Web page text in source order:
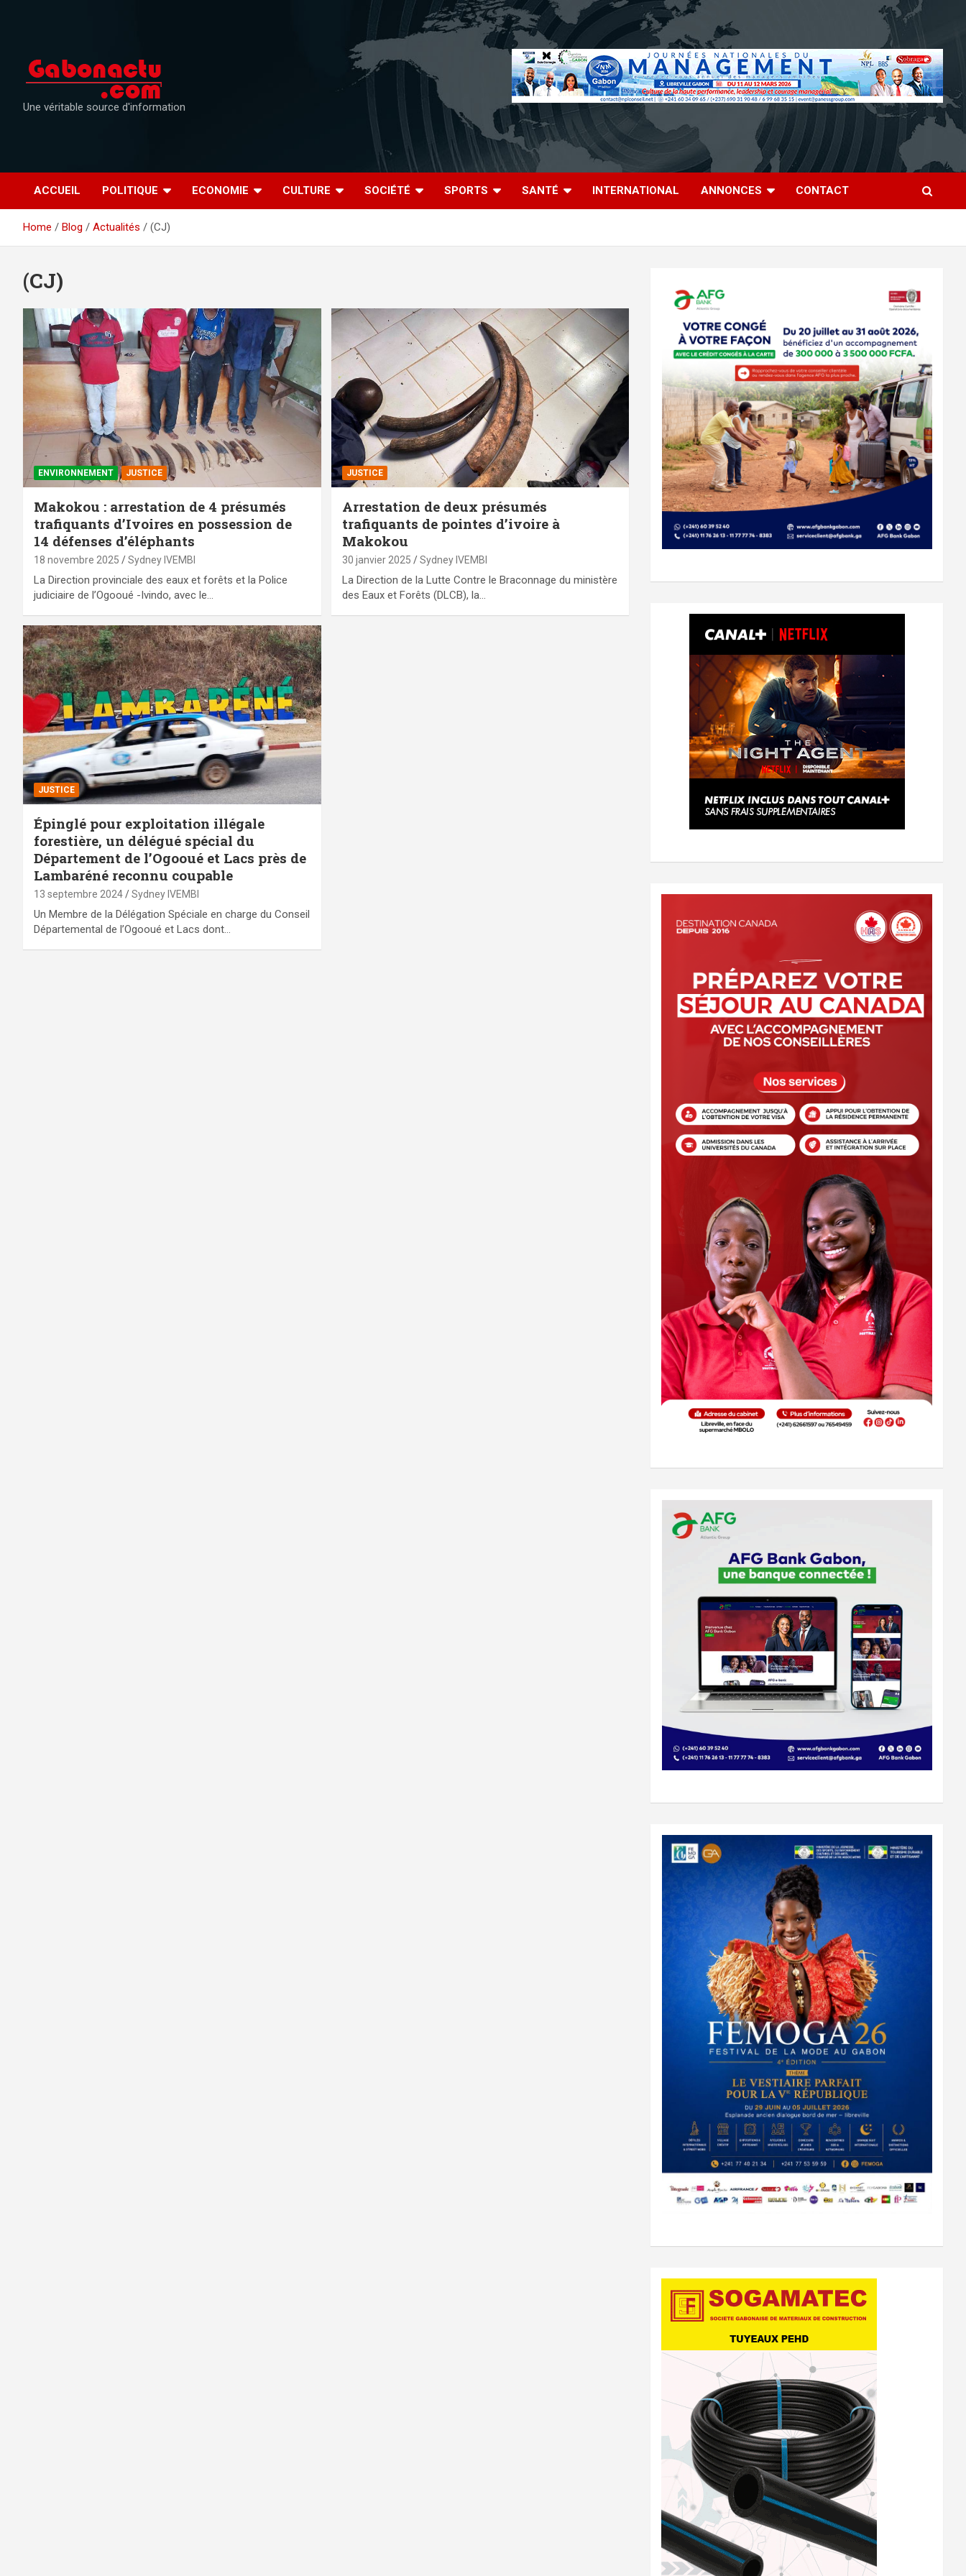
Une véritable source d'information
ACCUEIL POLITIQUE ECONOMIE CULTURE SOCIÉTÉ SPORTS SANTÉ INTERNATIONAL ANNONCES CONTACT
Home Blog Actualités (CJ)
(CJ)
ENVIRONNEMENT JUSTICE
Makokou : arrestation de 4 présumés
trafiquants d’Ivoires en possession de
14 défenses d’éléphants
18 novembre 2025 Sydney IVEMBI
La Direction provinciale des eaux et forêts et la Police
judiciaire de l’Ogooué -Ivindo, avec le…
JUSTICE
Arrestation de deux présumés
trafiquants de pointes d’ivoire à
Makokou
30 janvier 2025 Sydney IVEMBI
La Direction de la Lutte Contre le Braconnage du ministère
des Eaux et Forêts (DLCB), la…
JUSTICE
Épinglé pour exploitation illégale
forestière, un délégué spécial du
Département de l’Ogooué et Lacs près de
Lambaréné reconnu coupable
13 septembre 2024 Sydney IVEMBI
Un Membre de la Délégation Spéciale en charge du Conseil
Départemental de l’Ogooué et Lacs dont…